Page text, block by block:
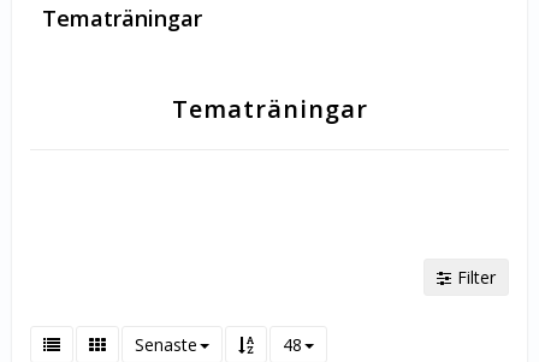
Tematräningar
Tematräningar
Filter
Senaste 48